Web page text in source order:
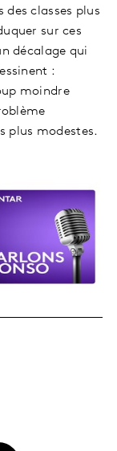
classes plus
sur ces
décalage qui
:
moindre
plus modestes.